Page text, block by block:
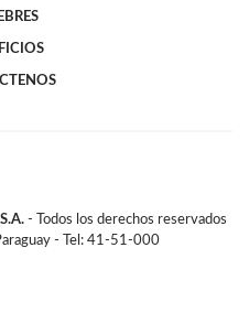
- Todos los derechos reservados
- Tel: 41-51-000